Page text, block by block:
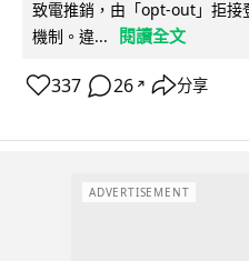
致電推銷，由「opt-out」拒
機制。違...
閱讀全文
337 26 ↗ 分享
ADVERTISEMENT